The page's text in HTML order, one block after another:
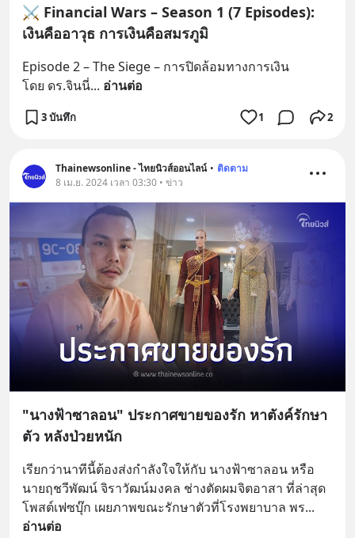
⚔️ Financial Wars – Season 1 (7 Episodes):
เงินคืออาวุธ การเงินคือสมรภูมิ
Episode 2 – The Siege – การปิดล้อมทางการเงิน
โดย ดร.จินนี่... อ่านต่อ
3 บันทึก 1 2
Thainewsonline - ไทยนิวส์ออนไลน์ • ติดตาม
8 เม.ย. 2024 เวลา 03:30 • ข่าว
"นางฟ้าซาลอน" ประกาศขายของรัก หาตังค์รักษา
ตัว หลังป่วยหนัก
เรียกว่านาทีนี้ต้องส่งกำลังใจให้กับ นางฟ้าซาลอน หรือ
นายฤชวีพัฒน์ จิราวัฒน์มงคล ช่างตัดผมจิตอาสา ที่ล่าสุด
โพสต์เฟซบุ๊ก เผยภาพขณะรักษาตัวที่โรงพยาบาล พร
อ่านต่อ